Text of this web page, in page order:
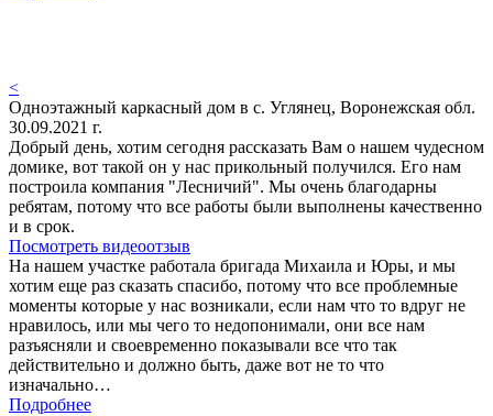
<
Одноэтажный каркасный дом в с. Углянец, Воронежская обл.
30.09.2021 г.
Добрый день, хотим сегодня рассказать Вам о нашем чудесном
домике, вот такой он у нас прикольный получился. Его нам
построила компания "Лесничий". Мы очень благодарны
ребятам, потому что все работы были выполнены качественно
и в срок.
Посмотреть видеоотзыв
На нашем участке работала бригада Михаила и Юры, и мы
хотим еще раз сказать спасибо, потому что все проблемные
моменты которые у нас возникали, если нам что то вдруг не
нравилось, или мы чего то недопонимали, они все нам
разъясняли и своевременно показывали все что так
действительно и должно быть, даже вот не то что
изначально…
Подробнее